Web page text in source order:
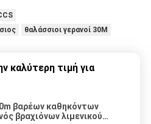
θαλάσσιοι γερανοί 30M
καλύτερη τιμή για
βαρέων καθηκόντων
βραχιόνων λιμενικού